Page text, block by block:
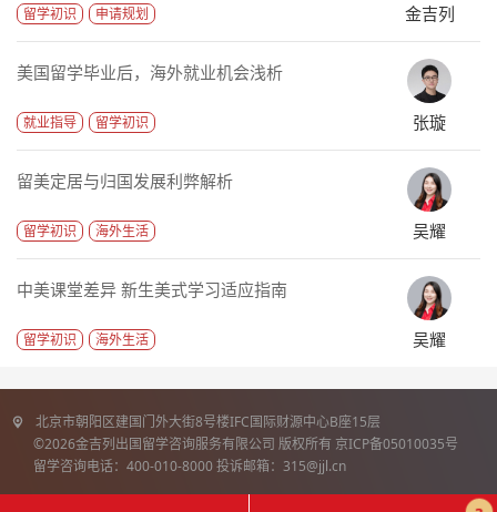
留学初识 申请规划 金吉列
美国留学毕业后，海外就业机会浅析
就业指导 留学初识 张璇
留美定居与归国发展利弊解析
留学初识 海外生活 吴耀
中美课堂差异 新生美式学习适应指南
留学初识 海外生活 吴耀
北京市朝阳区建国门外大街8号楼IFC国际财源中心B座15层
©2026金吉列出国留学咨询服务有限公司 版权所有 京ICP备05010035号
留学咨询电话：400-010-8000 投诉邮箱：315@jjl.cn